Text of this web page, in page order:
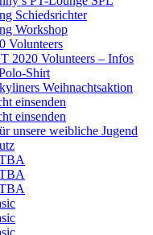
Schiedsrichter
Workshop
Volunteers
2020 Volunteers – Infos
Shirt
Weihnachtsaktion
einsenden
einsenden
unsere weibliche Jugend